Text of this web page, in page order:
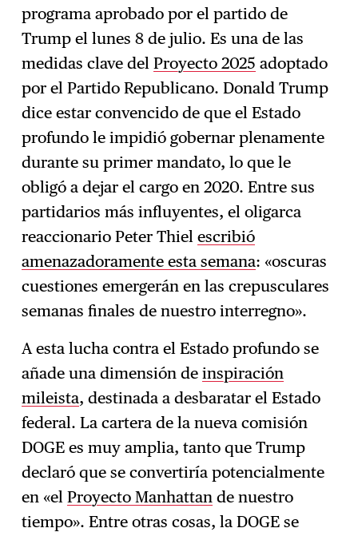
programa aprobado por el partido de
Trump el lunes 8 de julio. Es una de las
medidas clave delProyecto 2025 adoptado
por el Partido Republicano. Donald Trump
dice estar convencido de que el Estado
profundo le impidió gobernar plenamente
durante su primer mandato, lo que le
obligó a dejar el cargo en 2020. Entre sus
partidarios más influyentes, el oligarca
reaccionario Peter Thielescribió
amenazadoramente esta semana: «oscuras
cuestiones emergerán en las crepusculares
semanas finales de nuestro interregno».
A esta lucha contra el Estado profundo se
añade una dimensión deinspiración
mileista, destinada a desbaratar el Estado
federal. La cartera de la nueva comisión
DOGE es muy amplia, tanto que Trump
declaró que se convertiría potencialmente
en «elProyecto Manhattan de nuestro
tiempo». Entre otras cosas, la DOGE se